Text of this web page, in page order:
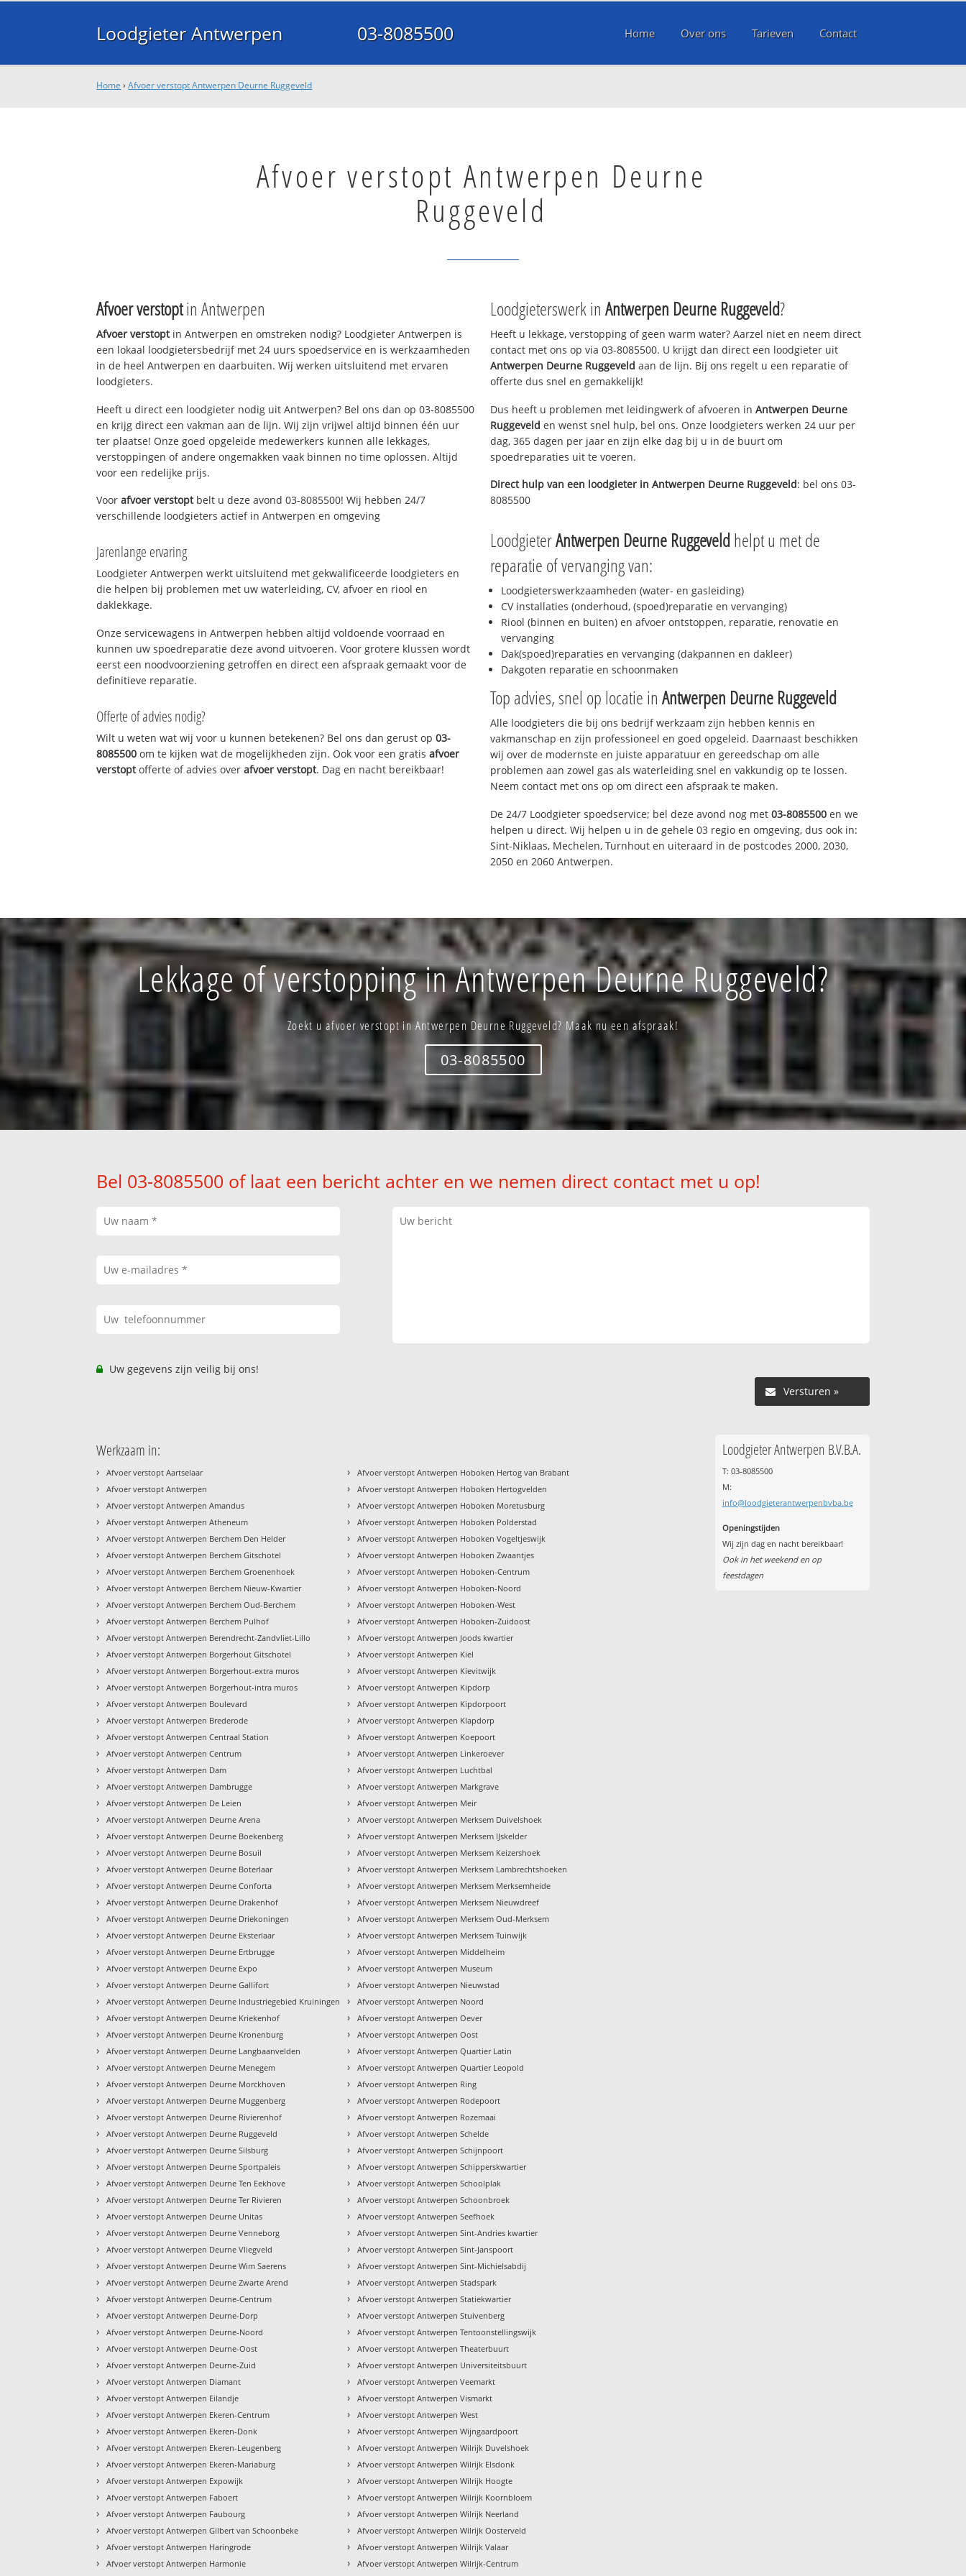
Loodgieter Antwerpen 03-8085500 Home Over ons Tarieven Contact
Home ›Afvoer verstopt Antwerpen Deurne Ruggeveld
Afvoer verstopt Antwerpen Deurne
Ruggeveld
Afvoer verstoptin Antwerpen
Afvoer verstoptin Antwerpen en omstreken nodig? Loodgieter Antwerpen is
een lokaal loodgietersbedrijf met 24 uurs spoedservice en is werkzaamheden
in de heel Antwerpen en daarbuiten. Wij werken uitsluitend met ervaren
loodgieters.
Heeft u direct een loodgieter nodig uit Antwerpen? Bel ons dan op 03-8085500
en krijg direct een vakman aan de lijn. Wij zijn vrijwel altijd binnen één uur
ter plaatse! Onze goed opgeleide medewerkers kunnen alle lekkages,
verstoppingen of andere ongemakken vaak binnen no time oplossen. Altijd
voor een redelijke prijs.
Voorafvoer verstoptbelt u deze avond 03-8085500! Wij hebben 24/7
verschillende loodgieters actief in Antwerpen en omgeving
Jarenlange ervaring
Loodgieter Antwerpen werkt uitsluitend met gekwalificeerde loodgieters en
die helpen bij problemen met uw waterleiding, CV, afvoer en riool en
daklekkage.
Onze servicewagens in Antwerpen hebben altijd voldoende voorraad en
kunnen uw spoedreparatie deze avond uitvoeren. Voor grotere klussen wordt
eerst een noodvoorziening getroffen en direct een afspraak gemaakt voor de
definitieve reparatie.
Offerte of advies nodig?
Wilt u weten wat wij voor u kunnen betekenen? Bel ons dan gerust op03-
8085500 om te kijken wat de mogelijkheden zijn. Ook voor een gratisafvoer
verstoptofferte of advies overafvoer verstopt. Dag en nacht bereikbaar!
Loodgieterswerk in Antwerpen Deurne Ruggeveld?
Heeft u lekkage, verstopping of geen warm water? Aarzel niet en neem direct
contact met ons op via 03-8085500. U krijgt dan direct een loodgieter uit
Antwerpen Deurne Ruggeveld aan de lijn. Bij ons regelt u een reparatie of
offerte dus snel en gemakkelijk!
Dus heeft u problemen met leidingwerk of afvoeren in Antwerpen Deurne
Ruggeveld en wenst snel hulp, bel ons. Onze loodgieters werken 24 uur per
dag, 365 dagen per jaar en zijn elke dag bij u in de buurt om
spoedreparaties uit te voeren.
Direct hulp van een loodgieter in Antwerpen Deurne Ruggeveld: bel ons 03-
8085500
LoodgieterAntwerpen Deurne Ruggeveldhelpt u met de
reparatie of vervanging van:
Loodgieterswerkzaamheden (water- en gasleiding)
CV installaties (onderhoud, (spoed)reparatie en vervanging)
Riool (binnen en buiten) en afvoer ontstoppen, reparatie, renovatie en
vervanging
Dak(spoed)reparaties en vervanging (dakpannen en dakleer)
Dakgoten reparatie en schoonmaken
Top advies, snel op locatie in Antwerpen Deurne Ruggeveld
Alle loodgieters die bij ons bedrijf werkzaam zijn hebben kennis en
vakmanschap en zijn professioneel en goed opgeleid. Daarnaast beschikken
wij over de modernste en juiste apparatuur en gereedschap om alle
problemen aan zowel gas als waterleiding snel en vakkundig op te lossen.
Neem contact met ons op om direct een afspraak te maken.
De 24/7 Loodgieter spoedservice; bel deze avond nog met 03-8085500 en we
helpen u direct. Wij helpen u in de gehele 03 regio en omgeving, dus ook in:
Sint-Niklaas, Mechelen, Turnhout en uiteraard in de postcodes 2000, 2030,
2050 en 2060 Antwerpen.
Lekkage of verstopping in Antwerpen Deurne Ruggeveld?
Zoekt u afvoer verstopt in Antwerpen Deurne Ruggeveld? Maak nu een afspraak!
03-8085500
Bel 03-8085500 of laat een bericht achter en we nemen direct contact met u op!
Uw gegevens zijn veilig bij ons!
Versturen »
Werkzaam in:
› Afvoer verstopt Aartselaar
› Afvoer verstopt Antwerpen
› Afvoer verstopt Antwerpen Amandus
› Afvoer verstopt Antwerpen Atheneum
› Afvoer verstopt Antwerpen Berchem Den Helder
› Afvoer verstopt Antwerpen Berchem Gitschotel
› Afvoer verstopt Antwerpen Berchem Groenenhoek
› Afvoer verstopt Antwerpen Berchem Nieuw-Kwartier
› Afvoer verstopt Antwerpen Berchem Oud-Berchem
› Afvoer verstopt Antwerpen Berchem Pulhof
› Afvoer verstopt Antwerpen Berendrecht-Zandvliet-Lillo
› Afvoer verstopt Antwerpen Borgerhout Gitschotel
› Afvoer verstopt Antwerpen Borgerhout-extra muros
› Afvoer verstopt Antwerpen Borgerhout-intra muros
› Afvoer verstopt Antwerpen Boulevard
› Afvoer verstopt Antwerpen Brederode
› Afvoer verstopt Antwerpen Centraal Station
› Afvoer verstopt Antwerpen Centrum
› Afvoer verstopt Antwerpen Dam
› Afvoer verstopt Antwerpen Dambrugge
› Afvoer verstopt Antwerpen De Leien
› Afvoer verstopt Antwerpen Deurne Arena
› Afvoer verstopt Antwerpen Deurne Boekenberg
› Afvoer verstopt Antwerpen Deurne Bosuil
› Afvoer verstopt Antwerpen Deurne Boterlaar
› Afvoer verstopt Antwerpen Deurne Conforta
› Afvoer verstopt Antwerpen Deurne Drakenhof
› Afvoer verstopt Antwerpen Deurne Driekoningen
› Afvoer verstopt Antwerpen Deurne Eksterlaar
› Afvoer verstopt Antwerpen Deurne Ertbrugge
› Afvoer verstopt Antwerpen Deurne Expo
› Afvoer verstopt Antwerpen Deurne Gallifort
› Afvoer verstopt Antwerpen Deurne Industriegebied Kruiningen
› Afvoer verstopt Antwerpen Deurne Kriekenhof
› Afvoer verstopt Antwerpen Deurne Kronenburg
› Afvoer verstopt Antwerpen Deurne Langbaanvelden
› Afvoer verstopt Antwerpen Deurne Menegem
› Afvoer verstopt Antwerpen Deurne Morckhoven
› Afvoer verstopt Antwerpen Deurne Muggenberg
› Afvoer verstopt Antwerpen Deurne Rivierenhof
› Afvoer verstopt Antwerpen Deurne Ruggeveld
› Afvoer verstopt Antwerpen Deurne Silsburg
› Afvoer verstopt Antwerpen Deurne Sportpaleis
› Afvoer verstopt Antwerpen Deurne Ten Eekhove
› Afvoer verstopt Antwerpen Deurne Ter Rivieren
› Afvoer verstopt Antwerpen Deurne Unitas
› Afvoer verstopt Antwerpen Deurne Venneborg
› Afvoer verstopt Antwerpen Deurne Vliegveld
› Afvoer verstopt Antwerpen Deurne Wim Saerens
› Afvoer verstopt Antwerpen Deurne Zwarte Arend
› Afvoer verstopt Antwerpen Deurne-Centrum
› Afvoer verstopt Antwerpen Deurne-Dorp
› Afvoer verstopt Antwerpen Deurne-Noord
› Afvoer verstopt Antwerpen Deurne-Oost
› Afvoer verstopt Antwerpen Deurne-Zuid
› Afvoer verstopt Antwerpen Diamant
› Afvoer verstopt Antwerpen Eilandje
› Afvoer verstopt Antwerpen Ekeren-Centrum
› Afvoer verstopt Antwerpen Ekeren-Donk
› Afvoer verstopt Antwerpen Ekeren-Leugenberg
› Afvoer verstopt Antwerpen Ekeren-Mariaburg
› Afvoer verstopt Antwerpen Expowijk
› Afvoer verstopt Antwerpen Faboert
› Afvoer verstopt Antwerpen Faubourg
› Afvoer verstopt Antwerpen Gilbert van Schoonbeke
› Afvoer verstopt Antwerpen Haringrode
› Afvoer verstopt Antwerpen Harmonie
› Afvoer verstopt Antwerpen Hoboken Hertog van Brabant
› Afvoer verstopt Antwerpen Hoboken Hertogvelden
› Afvoer verstopt Antwerpen Hoboken Moretusburg
› Afvoer verstopt Antwerpen Hoboken Polderstad
› Afvoer verstopt Antwerpen Hoboken Vogeltjeswijk
› Afvoer verstopt Antwerpen Hoboken Zwaantjes
› Afvoer verstopt Antwerpen Hoboken-Centrum
› Afvoer verstopt Antwerpen Hoboken-Noord
› Afvoer verstopt Antwerpen Hoboken-West
› Afvoer verstopt Antwerpen Hoboken-Zuidoost
› Afvoer verstopt Antwerpen Joods kwartier
› Afvoer verstopt Antwerpen Kiel
› Afvoer verstopt Antwerpen Kievitwijk
› Afvoer verstopt Antwerpen Kipdorp
› Afvoer verstopt Antwerpen Kipdorpoort
› Afvoer verstopt Antwerpen Klapdorp
› Afvoer verstopt Antwerpen Koepoort
› Afvoer verstopt Antwerpen Linkeroever
› Afvoer verstopt Antwerpen Luchtbal
› Afvoer verstopt Antwerpen Markgrave
› Afvoer verstopt Antwerpen Meir
› Afvoer verstopt Antwerpen Merksem Duivelshoek
› Afvoer verstopt Antwerpen Merksem IJskelder
› Afvoer verstopt Antwerpen Merksem Keizershoek
› Afvoer verstopt Antwerpen Merksem Lambrechtshoeken
› Afvoer verstopt Antwerpen Merksem Merksemheide
› Afvoer verstopt Antwerpen Merksem Nieuwdreef
› Afvoer verstopt Antwerpen Merksem Oud-Merksem
› Afvoer verstopt Antwerpen Merksem Tuinwijk
› Afvoer verstopt Antwerpen Middelheim
› Afvoer verstopt Antwerpen Museum
› Afvoer verstopt Antwerpen Nieuwstad
› Afvoer verstopt Antwerpen Noord
› Afvoer verstopt Antwerpen Oever
› Afvoer verstopt Antwerpen Oost
› Afvoer verstopt Antwerpen Quartier Latin
› Afvoer verstopt Antwerpen Quartier Leopold
› Afvoer verstopt Antwerpen Ring
› Afvoer verstopt Antwerpen Rodepoort
› Afvoer verstopt Antwerpen Rozemaai
› Afvoer verstopt Antwerpen Schelde
› Afvoer verstopt Antwerpen Schijnpoort
› Afvoer verstopt Antwerpen Schipperskwartier
› Afvoer verstopt Antwerpen Schoolplak
› Afvoer verstopt Antwerpen Schoonbroek
› Afvoer verstopt Antwerpen Seefhoek
› Afvoer verstopt Antwerpen Sint-Andries kwartier
› Afvoer verstopt Antwerpen Sint-Janspoort
› Afvoer verstopt Antwerpen Sint-Michielsabdij
› Afvoer verstopt Antwerpen Stadspark
› Afvoer verstopt Antwerpen Statiekwartier
› Afvoer verstopt Antwerpen Stuivenberg
› Afvoer verstopt Antwerpen Tentoonstellingswijk
› Afvoer verstopt Antwerpen Theaterbuurt
› Afvoer verstopt Antwerpen Universiteitsbuurt
› Afvoer verstopt Antwerpen Veemarkt
› Afvoer verstopt Antwerpen Vismarkt
› Afvoer verstopt Antwerpen West
› Afvoer verstopt Antwerpen Wijngaardpoort
› Afvoer verstopt Antwerpen Wilrijk Duvelshoek
› Afvoer verstopt Antwerpen Wilrijk Elsdonk
› Afvoer verstopt Antwerpen Wilrijk Hoogte
› Afvoer verstopt Antwerpen Wilrijk Koornbloem
› Afvoer verstopt Antwerpen Wilrijk Neerland
› Afvoer verstopt Antwerpen Wilrijk Oosterveld
› Afvoer verstopt Antwerpen Wilrijk Valaar
› Afvoer verstopt Antwerpen Wilrijk-Centrum
Loodgieter Antwerpen B.V.B.A.
T: 03-8085500
M:
info@loodgieterantwerpenbvba.be
Openingstijden
Wij zijn dag en nacht bereikbaar!
Ook in het weekend en op
feestdagen